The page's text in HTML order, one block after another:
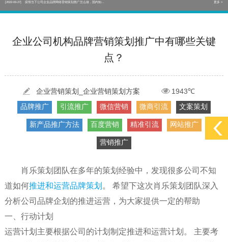
[2022-03-27] 疫情当下公司企业品牌网络营销策划推广怎么做，国内知... 更多 >
[2022-05-29] 实体门店如何做网络推广吸引客户，实体店网络营销技巧...
企业公司机构品牌营销策划推广中有哪些关键
点？
企业营销策划_企业营销策划方案
1943℃
品牌推广
引流推广 微信营销 微商引流 文案策划
新产品推广方法 百度营销 精准引流 网站推广
营销推广
肖乐策划团队在多年的策划经验中，发现很多公司不知
道如何推进和运营品牌策划 。 希望下这次肖乐策划团队深入
分析公司品牌企划的推进运营，为大家提供一定的帮助
一、行动计划
运营计划主要根据公司的计划制定推进和运营计划。 主要考